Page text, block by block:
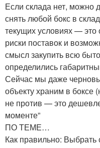
Если склада нет, можно
снять любой бокс в
текущих условиях — это
риски поставок и
смысл закупить всю
определились
Сейчас мы даже
объекту храним в боксе
не против — это
моменте”
ПО ТЕМЕ…
Как правильно: